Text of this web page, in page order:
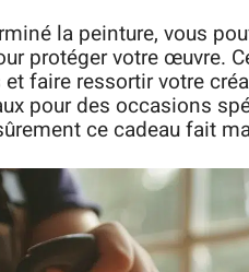
la peinture, vous
protéger votre œuvre.
et faire ressortir votre
pour des occasions
ce cadeau fait